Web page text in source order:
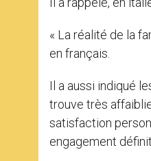
« La réalité de la
en français.
Il a aussi indiqué
trouve très
satisfaction
engagement